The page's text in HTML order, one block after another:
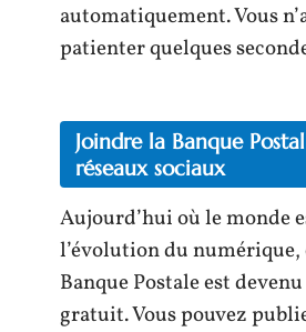
automatiquement. Vous
patienter quelques
Joindre la Banque
réseaux sociaux
Aujourd’hui où le monde
l’évolution du
Banque Postale est
gratuit. Vous pouvez